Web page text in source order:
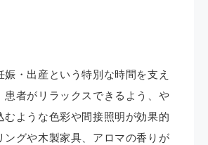
娠・出産という特別な時間を支え
患者がリラックスできるよう、や
むような色彩や間接照明が効果的
ングや木製家具、アロマの香りが